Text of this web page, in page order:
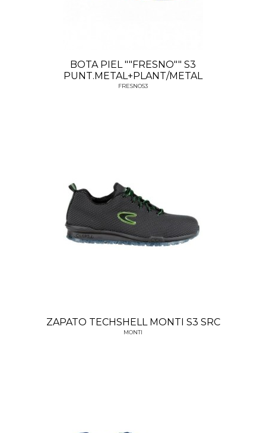
BOTA PIEL ""FRESNO"" S3
PUNT.METAL+PLANT/METAL
FRESNOS3
ZAPATO TECHSHELL MONTI S3 SRC
MONTI